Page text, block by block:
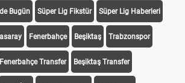
Fenerbahçe Beşiktaş Trabzonspor
Fenerbahçe Transfer Beşiktaş Transfer
Canlı İzle iddaa Sonuçları Aktif Sayaç